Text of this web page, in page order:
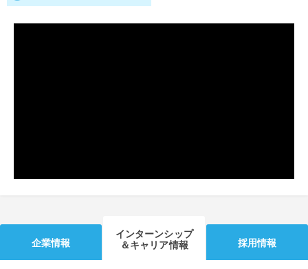
企業情報
インターンシップ
＆キャリア情報
採用情報